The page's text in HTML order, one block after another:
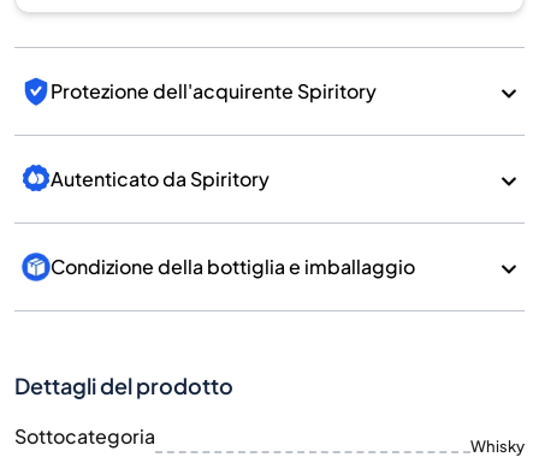
Protezione dell'acquirente Spiritory
Autenticato da Spiritory
Condizione della bottiglia e imballaggio
Dettagli del prodotto
Sottocategoria Whisky